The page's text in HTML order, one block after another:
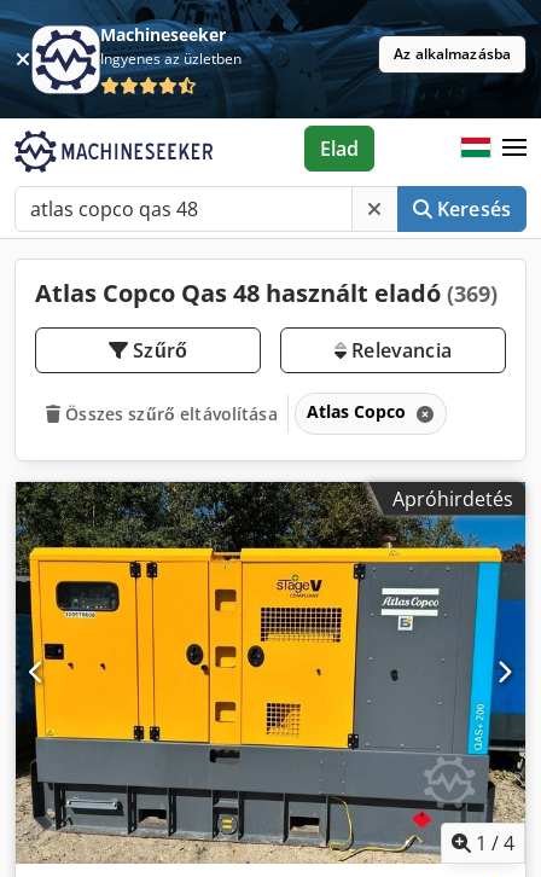
Machineseeker
Ingyenes az üzletben Az alkalmazásba
Keresés
Elad
Atlas Copco Qas 48 használt eladó (369)
Szűrő Relevancia
Összes szűrő eltávolítása Atlas Copco
Apróhirdetés
1 /4